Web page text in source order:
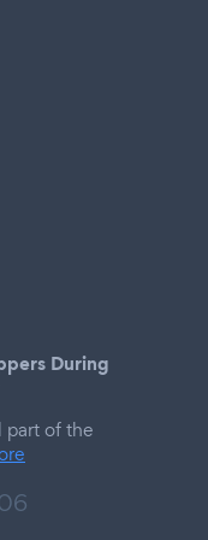
During
part of the